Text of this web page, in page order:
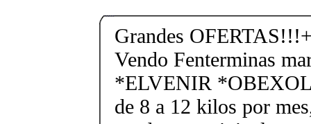
Grandes
Vendo Fenterminas
*ELVENIR
de 8 a 12 kilos por